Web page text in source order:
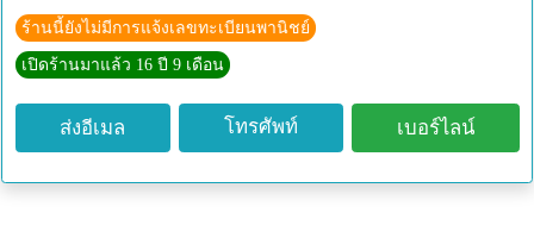
ร้านนี้ยังไม่มีการแจ้งเลขทะเบียนพานิชย์
เปิดร้านมาแล้ว 16 ปี 9 เดือน
ส่งอีเมล โทรศัพท์ เบอร์ไลน์